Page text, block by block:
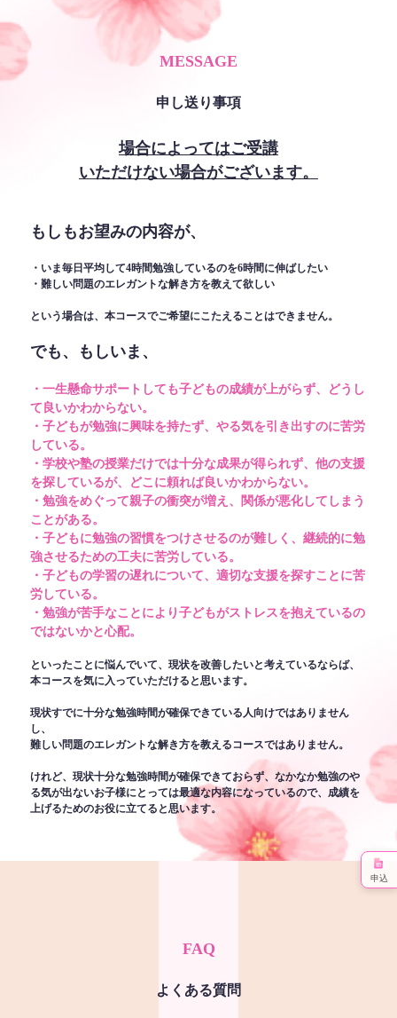
MESSAGE
申し送り事項
場合によってはご受講
いただけない場合がございます。
もしもお望みの内容が、
・いま毎日平均して4時間勉強しているのを6時間に伸ばしたい
・難しい問題のエレガントな解き方を教えて欲しい
という場合は、本コースでご希望にこたえることはできません。
でも、もしいま、
・一生懸命サポートしても子どもの成績が上がらず、どうし
て良いかわからない。
・子どもが勉強に興味を持たず、やる気を引き出すのに苦労
している。
・学校や塾の授業だけでは十分な成果が得られず、他の支援
を探しているが、どこに頼れば良いかわからない。
・勉強をめぐって親子の衝突が増え、関係が悪化してしまう
ことがある。
・子どもに勉強の習慣をつけさせるのが難しく、継続的に勉
強させるための工夫に苦労している。
・子どもの学習の遅れについて、適切な支援を探すことに苦
労している。
・勉強が苦手なことにより子どもがストレスを抱えているの
ではないかと心配。
といったことに悩んでいて、現状を改善したいと考えているならば、
本コースを気に入っていただけると思います。
現状すでに十分な勉強時間が確保できている人向けではありません
し、
難しい問題のエレガントな解き方を教えるコースではありません。
けれど、現状十分な勉強時間が確保できておらず、なかなか勉強のや
る気が出ないお子様にとっては最適な内容になっているので、成績を
上げるためのお役に立てると思います。
FAQ
よくある質問
申込